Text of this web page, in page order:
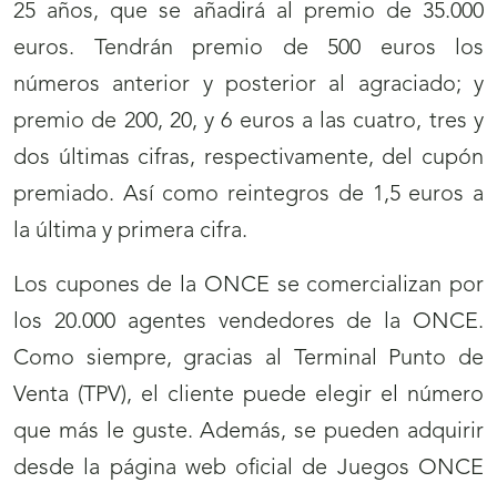
25 años, que se añadirá al premio de 35.000
euros. Tendrán premio de 500 euros los
números anterior y posterior al agraciado; y
premio de 200, 20, y 6 euros a las cuatro, tres y
dos últimas cifras, respectivamente, del cupón
premiado. Así como reintegros de 1,5 euros a
la última y primera cifra.
Los cupones de la ONCE se comercializan por
los 20.000 agentes vendedores de la ONCE.
Como siempre, gracias al Terminal Punto de
Venta (TPV), el cliente puede elegir el número
que más le guste. Además, se pueden adquirir
desde la página web oficial de Juegos ONCE